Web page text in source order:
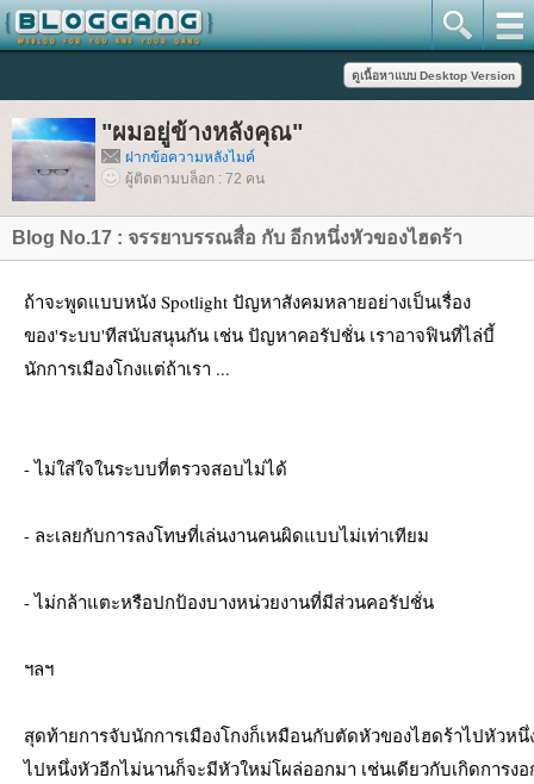
"ผมอยู่ข้างหลังคุณ"
ฝากข้อความหลังไมค์
ผู้ติดตามบล็อก : 72 คน
Blog No.17 : จรรยาบรรณสื่อ กับ อีกหนึ่งหัวของไฮดร้า
ถ้าจะพูดแบบหนัง Spotlight ปัญหาสังคมหลายอย่างเป็นเรื่อง
ของ'ระบบ'ทีสนับสนุนกัน เช่น ปัญหาคอรัปชั่น เราอาจฟินที่ไล่บี้
นักการเมืองโกงแต่ถ้าเรา ...
- ไม่ใส่ใจในระบบที่ตรวจสอบไม่ได้
- ละเลยกับการลงโทษที่เล่นงานคนผิดแบบไม่เท่าเทียม
- ไม่กล้าแตะหรือปกป้องบางหน่วยงานที่มีส่วนคอรัปชั่น
ฯลฯ
สุดท้ายการจับนักการเมืองโกงก็เหมือนกับตัดหัวของไฮดร้าไปหัว
ไปหนึ่งหัวอีกไม่นานก็จะมีหัวใหม่โผล่ออกมา เช่นเดียวกับเกิดการ